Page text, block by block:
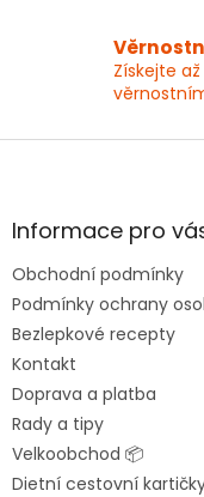
Získejte
Z
aInformace pro
Obchodní podmínky
Podmínky ochrany
Bezlepkové recepty
Kontakt
Doprava a platba
Rady a tipy
Velkoobchod 📦
Dietní cestovní